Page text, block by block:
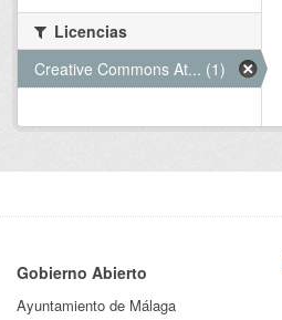
Licencias
Creative Commons At... (1)
Gobierno Abierto
Ayuntamiento de Málaga